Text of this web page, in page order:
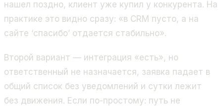
нашел поздно, клиент уже купил у конкурента. На
практике это видно сразу: «в CRM пусто, а на
сайте ‘спасибо’ отдается стабильно».
Второй вариант — интеграция «есть», но
ответственный не назначается, заявка падает в
общий список без уведомлений и сутки лежит
без движения. Если по-простому: путь не